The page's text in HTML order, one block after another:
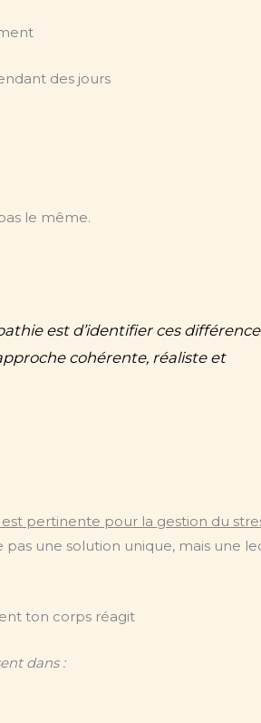
des jours
le même.
est d’identifier ces
cohérente, réaliste et
pertinente pour la gestion du
pas une solution unique, mais une
ton corps réagit
dans :